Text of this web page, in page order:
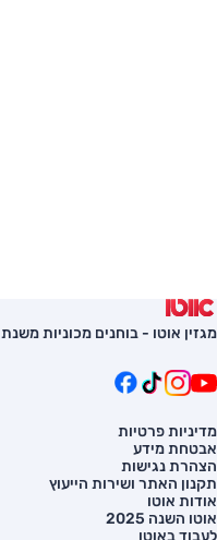
מגזין אוטו - בוחנים מכוניות משנת 1986
מדיניות פרטיות
אבטחת מידע
הצהרת נגישות
תקנון האתר ושירות הייעוץ
אודות אוטו
אוטו השנה 2025
לעבוד באוטו